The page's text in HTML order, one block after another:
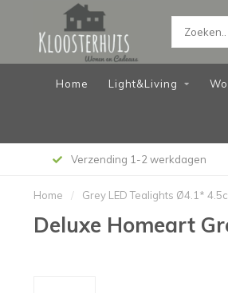
Home Light&Living
Verzending 1-2 werkdagen
Home / Grey LED Tealights Ø4.1*
Deluxe Homeart